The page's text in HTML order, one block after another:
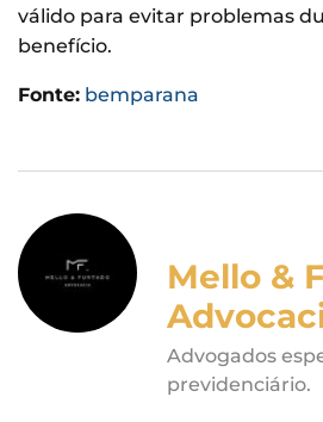
válido para evitar problemas
benefício.
Fonte: bemparana
Mello &
Advogados
previdenciário.